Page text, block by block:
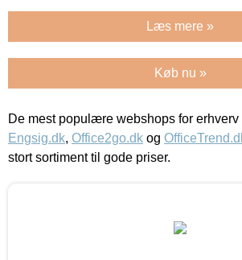
Læs mere »
Køb nu »
De mest populære webshops for
Engsig.dk, Office2go.dk og
stort sortiment til gode priser.